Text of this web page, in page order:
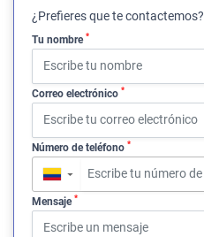
¿Prefieres que te contactemos?
Tu nombre *
Correo electrónico *
Número de teléfono *
▼
Mensaje *